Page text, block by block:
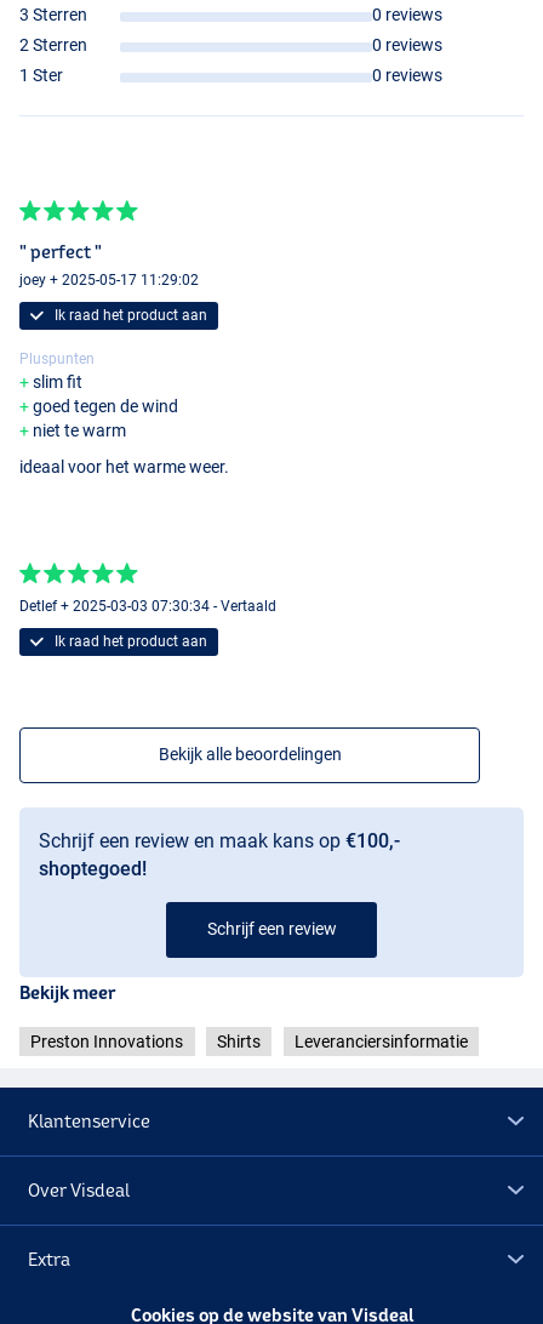
3 Sterren
0 reviews
2 Sterren
0 reviews
1 Ster
0 reviews
" perfect "
joey + 2025-05-17 11:29:02
Ik raad het product aan
Pluspunten
slim fit
goed tegen de wind
niet te warm
ideaal voor het warme weer.
Detlef + 2025-03-03 07:30:34 - Vertaald
Ik raad het product aan
Bekijk alle beoordelingen
Schrijf een review en maak kans op €100,-
shoptegoed!
Schrijf een review
Bekijk meer
Preston Innovations Shirts Leveranciersinformatie
Klantenservice
Over Visdeal
Extra
Cookies op de website van Visdeal